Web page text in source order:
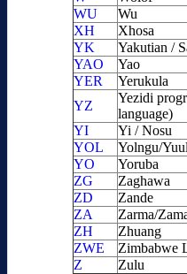
WU
Wu
XH
Xhosa
YK
Yakutian /
YAO
Yao
YER
Yerukula
YZ
Yezidi
language)
YI
Yi / Nosu
YOL
Yolngu/
YO
Yoruba
ZG
Zaghawa
ZD
Zande
ZA
Zarma/
ZH
Zhuang
ZWE
Zimbabwe
Z
Zulu